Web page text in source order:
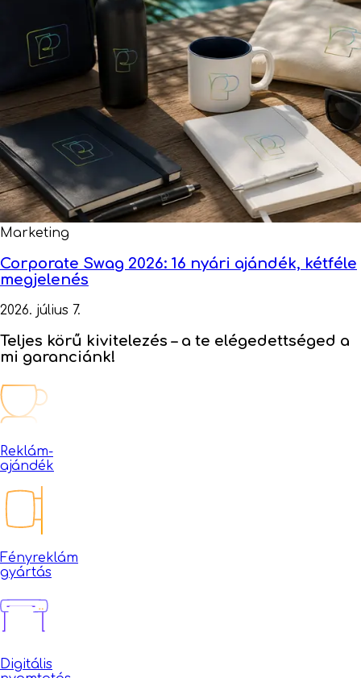
Marketing
Corporate Swag 2026: 16 nyári ajándék, kétféle
megjelenés
2026. július 7.
Teljes körű kivitelezés – a te elégedettséged a
mi garanciánk!
Reklám-
ajándék
Fényreklám
gyártás
Digitális